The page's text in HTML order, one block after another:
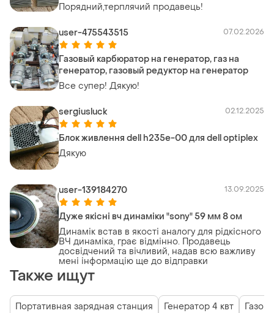
Порядний,терплячий продавець!
user-475543515 07.02.2026
Газовый карбюратор на генератор, газ на
генератор, газовый редуктор на генератор
Все супер! Дякую!
sergiusluck 02.12.2025
Блок живлення dell h235e-00 для dell optiplex
Дякую
user-139184270 13.09.2025
Дуже якісні вч динаміки "sony" 59 мм 8 ом
Динамік встав в якості аналогу для рідкісного
ВЧ динаміка, грає відмінно. Продавець
досвідчений та вічливий, надав всю важливу
мені інформацію ще до відправки
Также ищут
Портативная зарядная станция Генератор 4 квт